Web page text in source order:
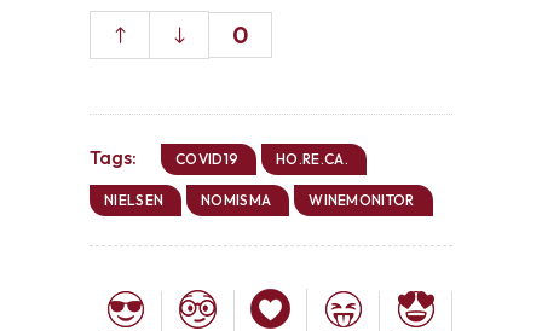
0
Tags: COVID19 HO.RE.CA.
NIELSEN NOMISMA WINEMONITOR